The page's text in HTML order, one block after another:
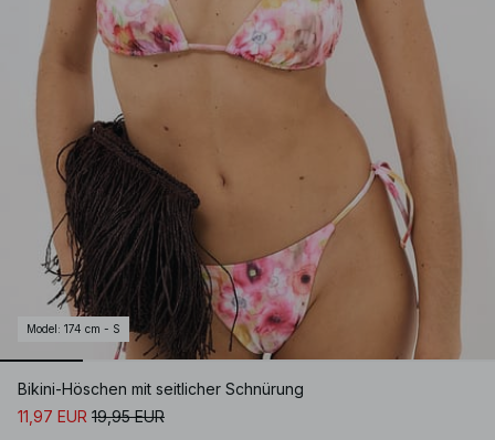
Model : 174 cm - S
Bikini-Höschen mit seitlicher Schnürung
11,97 EUR 19,95 EUR